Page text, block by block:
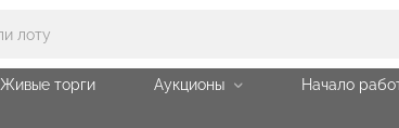
Живые торги Аукционы
Начало